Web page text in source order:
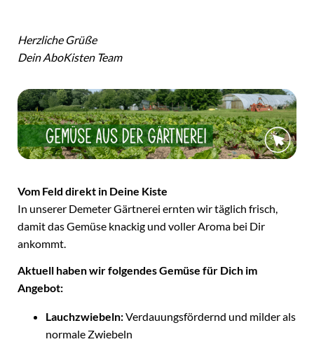
Herzliche Grüße
Dein AboKisten Team
Vom Feld direkt in Deine Kiste
In unserer Demeter Gärtnerei ernten wir täglich frisch,
damit das Gemüse knackig und voller Aroma bei Dir
ankommt.
Aktuell haben wir folgendes Gemüse für Dich im
Angebot:
Lauchzwiebeln:Verdauungsfördernd und milder als
normale Zwiebeln